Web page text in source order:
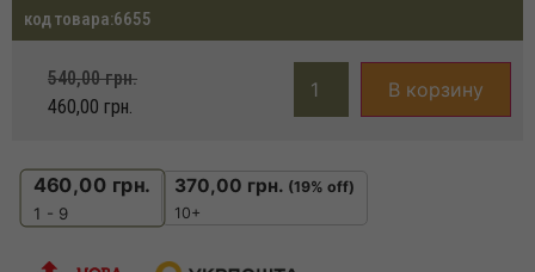
код товара:6655
540,00грн.
460,00 грн.
В корзину
460,00 грн.
1 - 9
370,00 грн. (19% off)
10+